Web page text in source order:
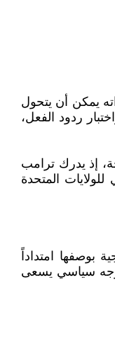
يمكن أن يتحول
ردود الفعل،
إذ يدرك ترامب
المتحدة
بوصفها امتداداً
توجه سياسي يسعى